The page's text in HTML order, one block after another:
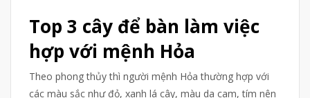
Top 3 cây để bàn làm việc
hợp với mệnh Hỏa
Theo phong thủy thì người mệnh Hỏa thường hợp với
các màu sắc như đỏ, xanh lá cây, màu da cam, tím nên